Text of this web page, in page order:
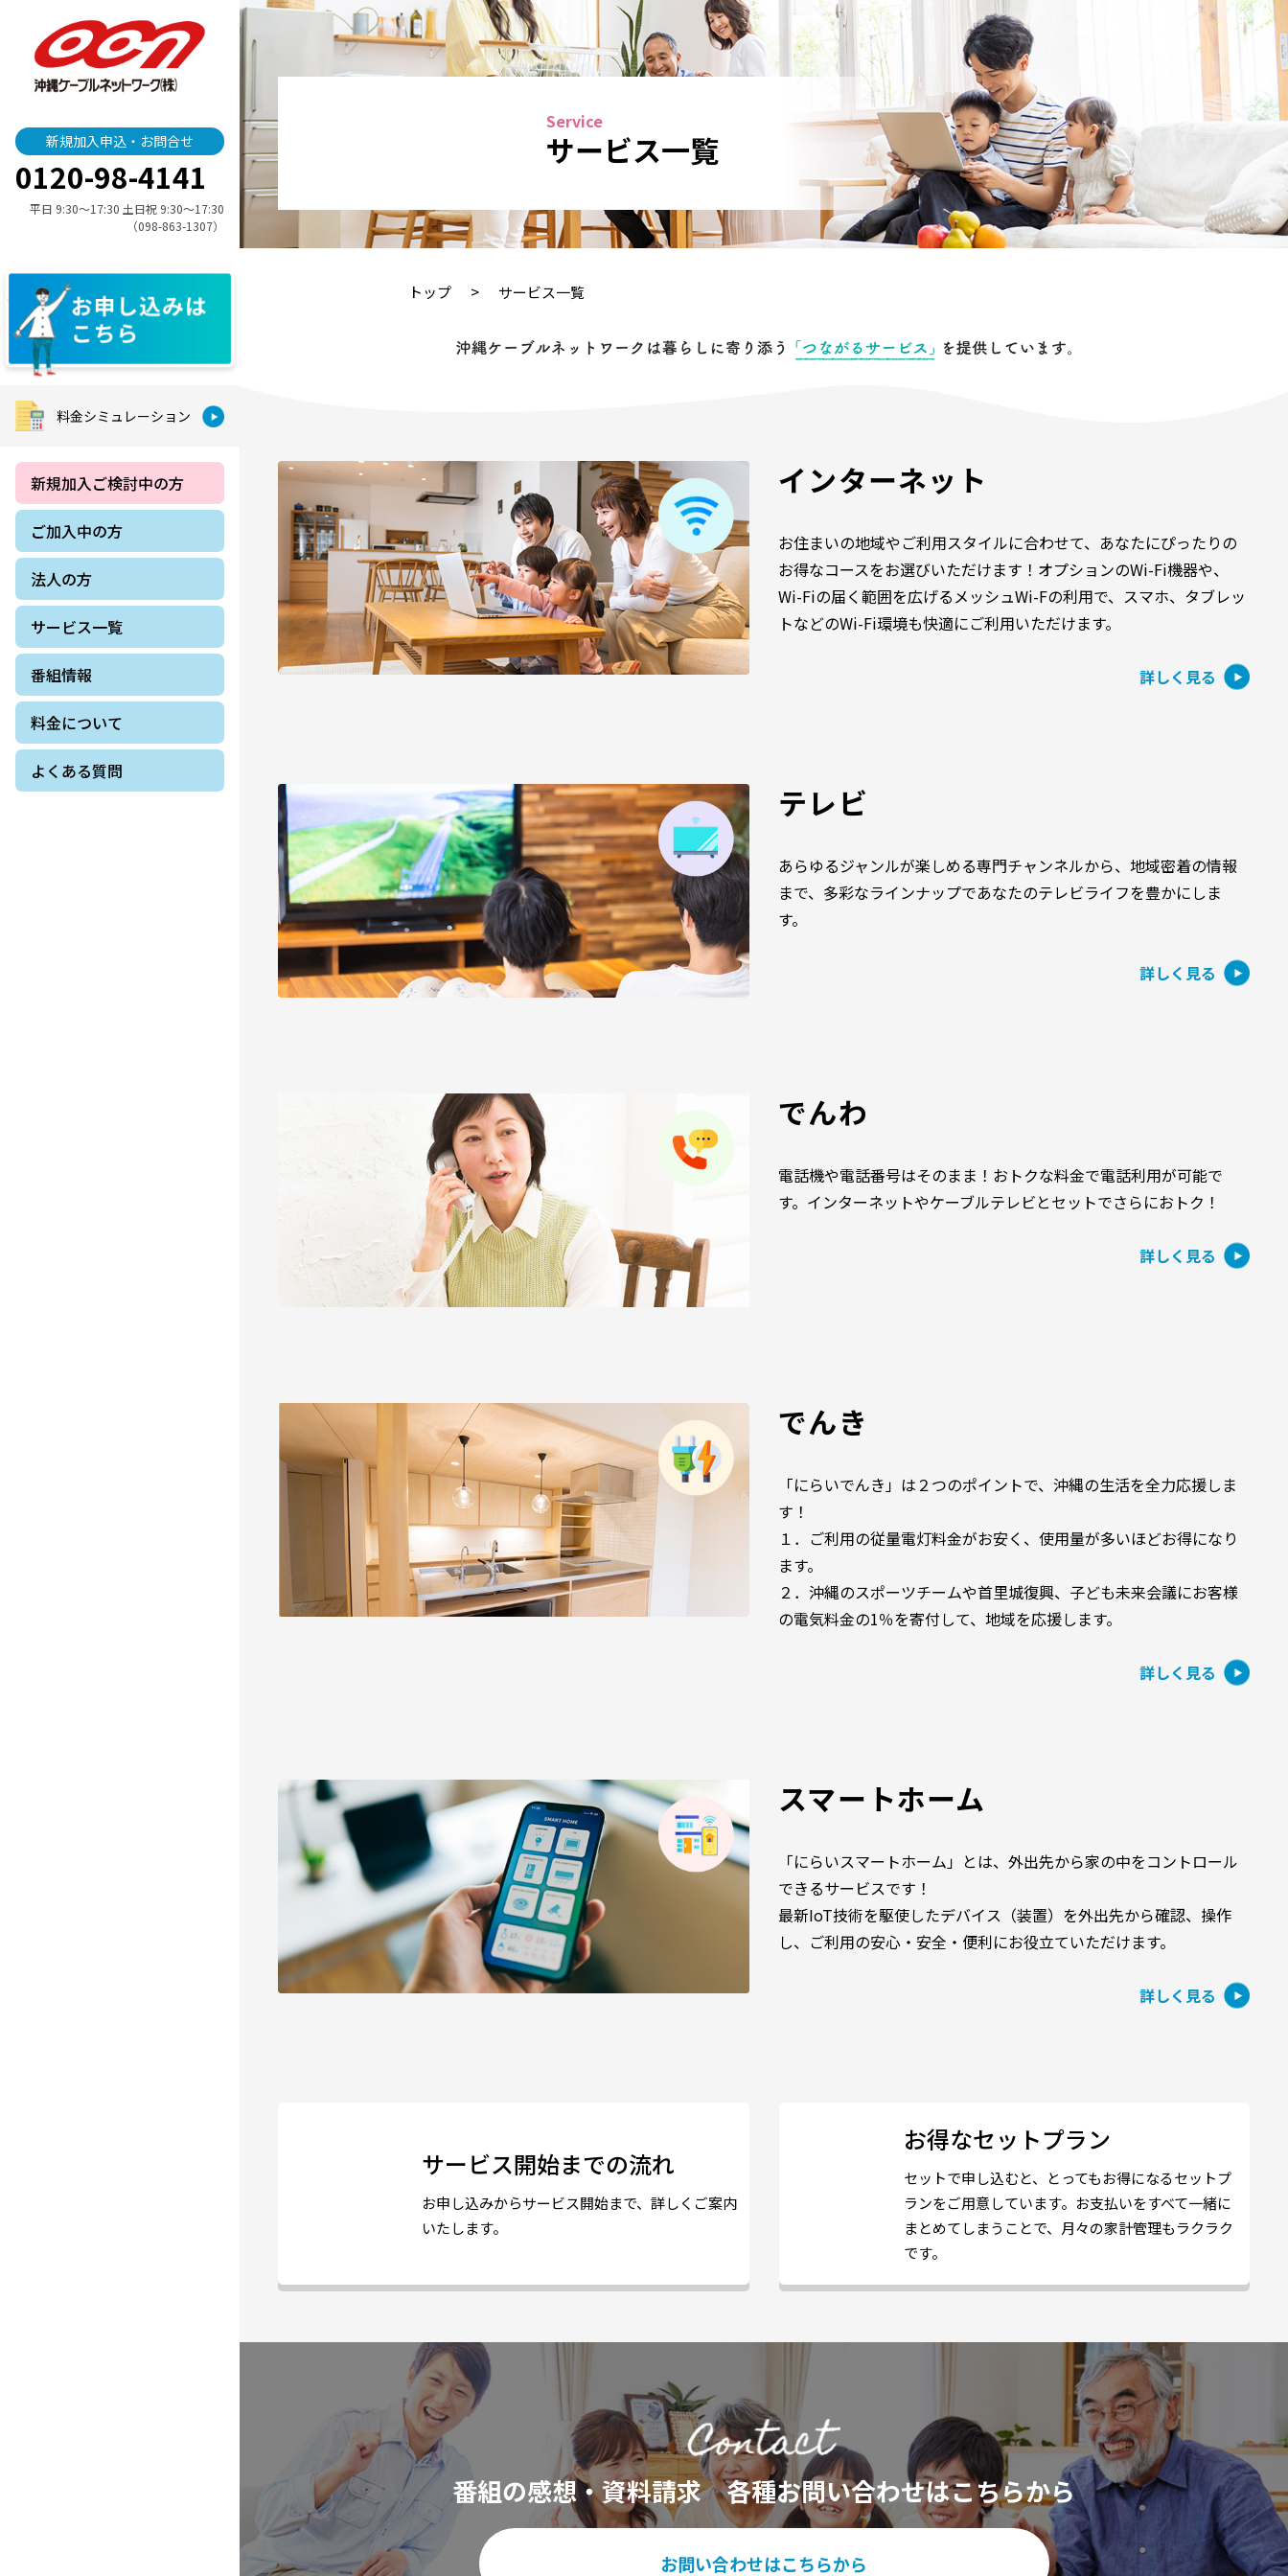
新規加入申込・お問合せ
0120-98-4141
平日 9:30〜17:30 土日祝 9:30〜17:30
（098-863-1307）
料金シミュレーション
新規加入ご検討中の方
ご加入中の方
法人の方
サービス一覧
番組情報
料金について
よくある質問
サービス一覧
トップ > サービス一覧
インターネット
お住まいの地域やご利用スタイルに合わせて、あなたにぴったりの
お得なコースをお選びいただけます！オプションのWi-Fi機器や、
Wi-Fiの届く範囲を広げるメッシュWi-Fの利用で、スマホ、タブレッ
トなどのWi-Fi環境も快適にご利用いただけます。
詳しく見る
テレビ
あらゆるジャンルが楽しめる専門チャンネルから、地域密着の情報
まで、多彩なラインナップであなたのテレビライフを豊かにしま
す。
詳しく見る
でんわ
電話機や電話番号はそのまま！おトクな料金で電話利用が可能で
す。インターネットやケーブルテレビとセットでさらにおトク！
詳しく見る
でんき
「にらいでんき」は２つのポイントで、沖縄の生活を全力応援しま
す！
１．ご利用の従量電灯料金がお安く、使用量が多いほどお得になり
ます。
２．沖縄のスポーツチームや首里城復興、子ども未来会議にお客様
の電気料金の1％を寄付して、地域を応援します。
詳しく見る
スマートホーム
「にらいスマートホーム」とは、外出先から家の中をコントロール
できるサービスです！
最新IoT技術を駆使したデバイス（装置）を外出先から確認、操作
し、ご利用の安心・安全・便利にお役立ていただけます。
詳しく見る
サービス開始までの流れ
お申し込みからサービス開始まで、詳しくご案内
いたします。
お得なセットプラン
セットで申し込むと、とってもお得になるセットプ
ランをご用意しています。お支払いをすべて一緒に
まとめてしまうことで、月々の家計管理もラクラク
です。
番組の感想・資料請求各種お問い合わせはこちらから
お問い合わせはこちらから